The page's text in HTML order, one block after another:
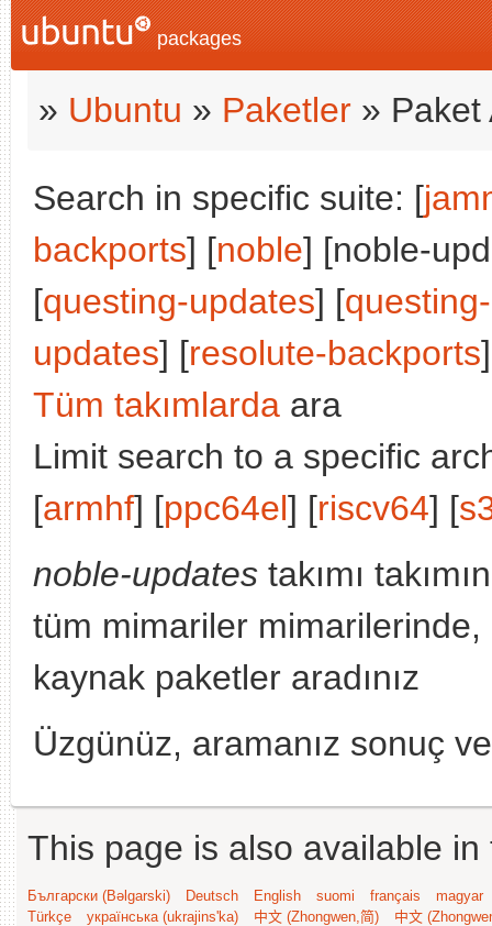
packages
» Ubuntu » Paketler » Paket
Search in specific suite: [
backports] [noble] [noble-
[questing-updates] [
updates] [resolute-backports
Tüm takımlarda ara
Limit search to a specific
[armhf] [ppc64el] [riscv64] [
noble-updates takımı
tüm mimariler mimarilerinde,
kaynak paketler aradınız
Üzgünüz, aramanız sonuç
This page is also available
Български (Bəlgarski) Deutsch English suomi français
magyar
Türkçe
українська (ukrajins'ka) 中文 (Zhongwen,简) 中文